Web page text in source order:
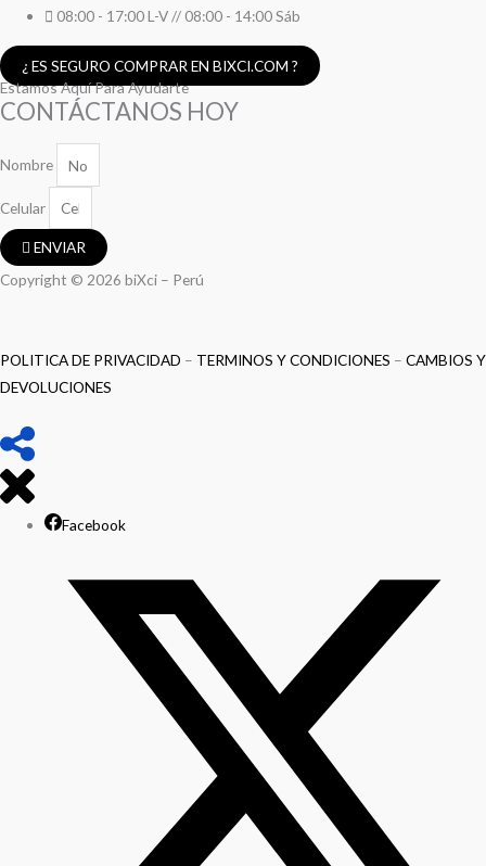
08:00 - 17:00 L-V // 08:00 - 14:00 Sáb
¿ ES SEGURO COMPRAR EN BIXCI.COM ?
Estamos Aquí Para Ayudarte
CONTÁCTANOS HOY
Nombre
Celular
ENVIAR
Copyright © 2026 biXci – Perú
POLITICA DE PRIVACIDAD – TERMINOS Y CONDICIONES – CAMBIOS Y
DEVOLUCIONES
Facebook